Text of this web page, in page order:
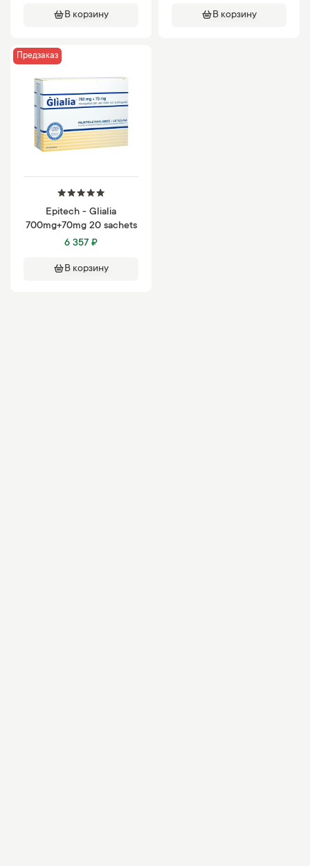
В корзину В корзину
Предзаказ
Epitech - Glialia
700mg+70mg 20 sachets
6 357 ₽
В корзину